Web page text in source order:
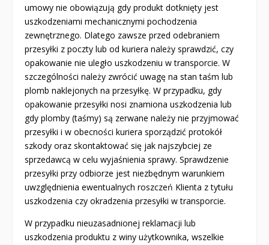
umowy nie obowiązują gdy produkt dotknięty jest
uszkodzeniami mechanicznymi pochodzenia
zewnętrznego. Dlatego zawsze przed odebraniem
przesyłki z poczty lub od kuriera należy sprawdzić, czy
opakowanie nie uległo uszkodzeniu w transporcie. W
szczególności należy zwrócić uwagę na stan taśm lub
plomb naklejonych na przesyłkę. W przypadku, gdy
opakowanie przesyłki nosi znamiona uszkodzenia lub
gdy plomby (taśmy) są zerwane należy nie przyjmować
przesyłki i w obecności kuriera sporządzić protokół
szkody oraz skontaktować się jak najszybciej ze
sprzedawcą w celu wyjaśnienia sprawy. Sprawdzenie
przesyłki przy odbiorze jest niezbędnym warunkiem
uwzględnienia ewentualnych roszczeń Klienta z tytułu
uszkodzenia czy okradzenia przesyłki w transporcie.
W przypadku nieuzasadnionej reklamacji lub
uszkodzenia produktu z winy użytkownika, wszelkie